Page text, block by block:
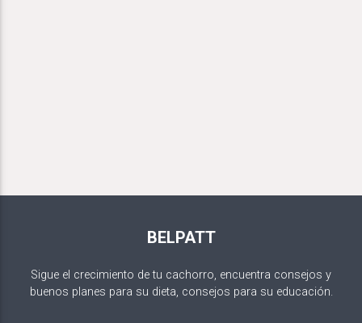
BELPATT
Sigue el crecimiento de tu cachorro, encuentra consejos y
buenos planes para su dieta, consejos para su educación.